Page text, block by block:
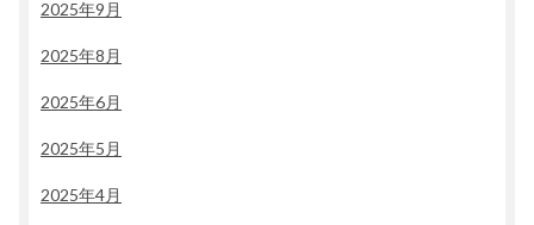
2025年9月
2025年8月
2025年6月
2025年5月
2025年4月